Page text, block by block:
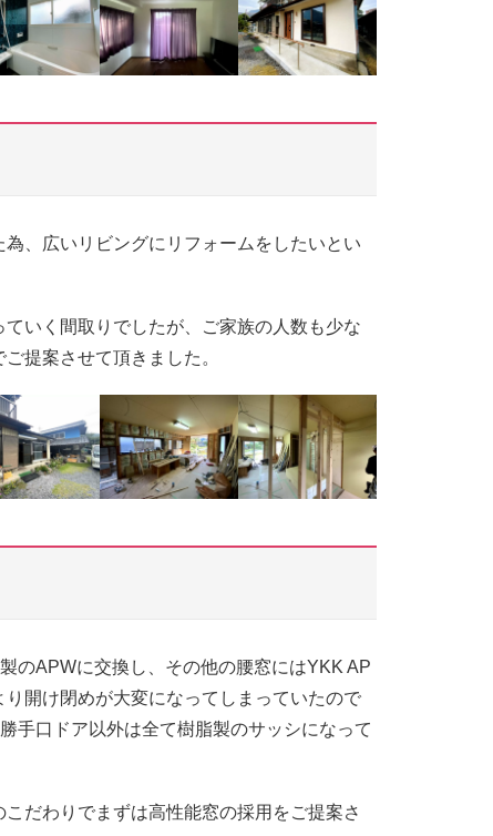
、広いリビングにリフォームをしたいとい
いく間取りでしたが、ご家族の人数も少な
提案させて頂きました。
のAPWに交換し、その他の腰窓にはYKK AP
開け閉めが大変になってしまっていたので
手口ドア以外は全て樹脂製のサッシになって
だわりでまずは高性能窓の採用をご提案さ